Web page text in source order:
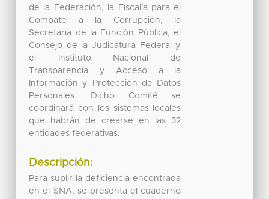
de la Federación, la Fiscalía para el
Combate a la Corrupción, la
Secretaria de la Función Pública, el
Consejo de la Judicatura Federal y
el Instituto Nacional de
Transparencia y Acceso a la
Información y Protección de Datos
Personales. Dicho Comité se
coordinará con los sistemas locales
que habrán de crearse en las 32
entidades federativas.
Descripción:
Para suplir la deficiencia encontrada
en el SNA, se presenta el cuaderno